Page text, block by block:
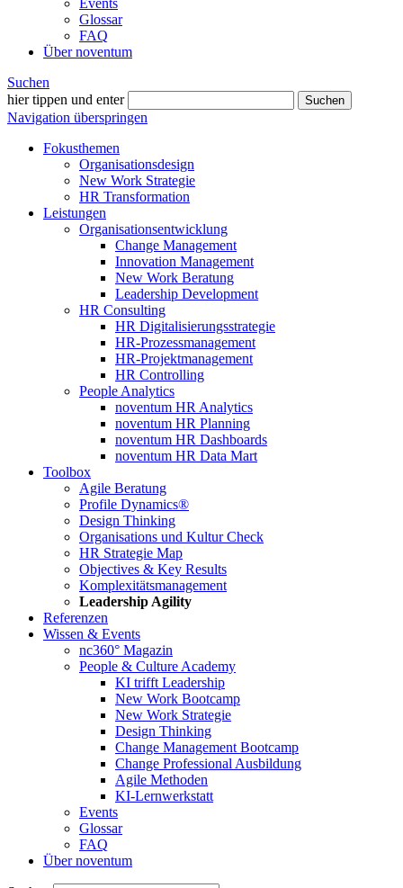
Glossar
FAQ
Über noventum
Suchen
hier tippen und enter
Suchen
Navigation überspringen
Fokusthemen
Organisationsdesign
New Work Strategie
HR Transformation
Leistungen
Organisationsentwicklung
Change Management
Innovation Management
New Work Beratung
Leadership Development
HR Consulting
HR Digitalisierungsstrategie
HR-Prozessmanagement
HR-Projektmanagement
HR Controlling
People Analytics
noventum HR Analytics
noventum HR Planning
noventum HR Dashboards
noventum HR Data Mart
Toolbox
Agile Beratung
Profile Dynamics®
Design Thinking
Organisations und Kultur Check
HR Strategie Map
Objectives & Key Results
Komplexitätsmanagement
Leadership Agility
Referenzen
Wissen & Events
nc360° Magazin
People & Culture Academy
KI trifft Leadership
New Work Bootcamp
New Work Strategie
Design Thinking
Change Management Bootcamp
Change Professional Ausbildung
Agile Methoden
KI-Lernwerkstatt
Events
Glossar
FAQ
Über noventum